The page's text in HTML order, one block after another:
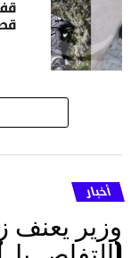
أخبار
وزير يعنف